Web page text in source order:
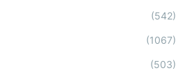
(542)
(1067)
(503)